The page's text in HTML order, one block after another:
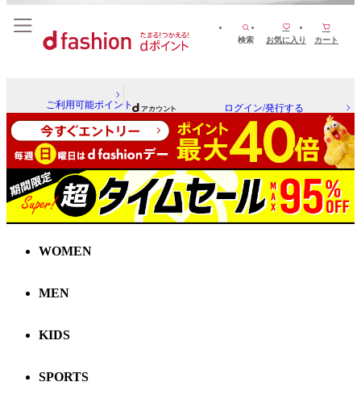
検索 お気に入り カート
ご利用可能ポイント ログイン/発行する
WOMEN
MEN
KIDS
SPORTS